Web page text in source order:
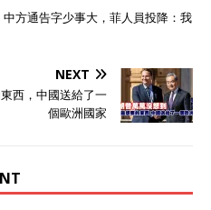
方通告字少事大，菲人員投降：我
NEXT
西，中國送給了一
個歐洲國家